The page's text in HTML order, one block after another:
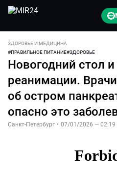
ЗДОРОВЬЕ И МЕДИЦИНА
#ПРАВИЛЬНОЕ ПИТАНИЕ#ЗДОРОВЬЕ
Новогодний стол
реанимации.
об остром
опасно это
Санкт-Петербург • 07/01/2026 — 02:19